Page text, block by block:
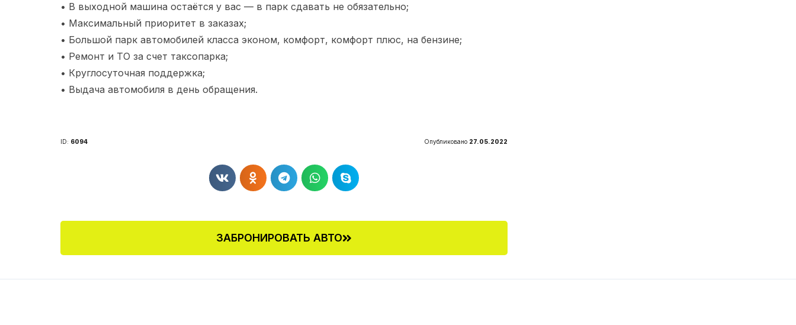
• В выходной машина остаётся у вас — в парк сдавать не обязательно;
• Максимальный приоритет в заказах;
• Большой парк автомобилей класса эконом, комфорт, комфорт плюс, на бензине;
• Ремонт и ТО за счет таксопарка;
• Круглосуточная поддержка;
• Выдача автомобиля в день обращения.
ID: 6094 Опубликовано 27.05.2022
ЗАБРОНИРОВАТЬ АВТО